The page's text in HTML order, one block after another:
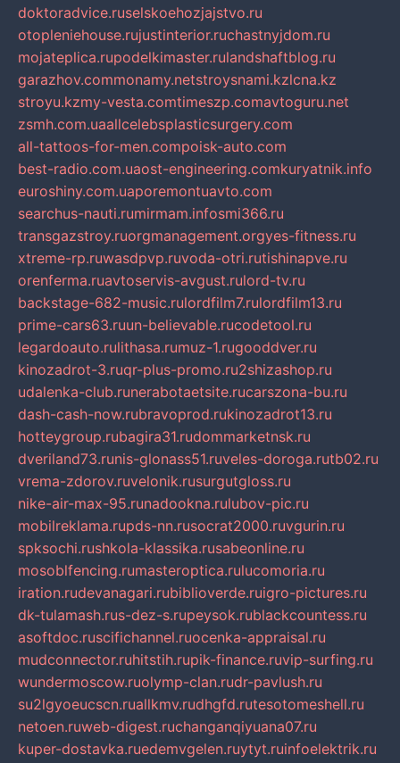
doktoradvice.ruselskoehozjajstvo.ru
otopleniehouse.rujustinterior.ruchastnyjdom.ru
mojateplica.rupodelkimaster.rulandshaftblog.ru
garazhov.commonamy.netstroysnami.kzlcna.kz
stroyu.kzmy-vesta.comtimeszp.comavtoguru.net
zsmh.com.uaallcelebsplasticsurgery.com
all-tattoos-for-men.compoisk-auto.com
best-radio.com.uaost-engineering.comkuryatnik.info
euroshiny.com.uaporemontuavto.com
searchus-nauti.rumirmam.infosmi366.ru
transgazstroy.ruorgmanagement.orgyes-fitness.ru
xtreme-rp.ruwasdpvp.ruvoda-otri.rutishinapve.ru
orenferma.ruavtoservis-avgust.rulord-tv.ru
backstage-682-music.rulordfilm7.rulordfilm13.ru
prime-cars63.ruun-believable.rucodetool.ru
legardoauto.rulithasa.rumuz-1.rugooddver.ru
kinozadrot-3.ruqr-plus-promo.ru2shizashop.ru
udalenka-club.runerabotaetsite.rucarszona-bu.ru
dash-cash-now.rubravoprod.rukinozadrot13.ru
hotteygroup.rubagira31.rudommarketnsk.ru
dveriland73.runis-glonass51.ruveles-doroga.rutb02.ru
vrema-zdorov.ruvelonik.rusurgutgloss.ru
nike-air-max-95.runadookna.rulubov-pic.ru
mobilreklama.rupds-nn.rusocrat2000.ruvgurin.ru
spksochi.rushkola-klassika.rusabeonline.ru
mosoblfencing.rumasteroptica.rulucomoria.ru
iration.rudevanagari.rubiblioverde.ruigro-pictures.ru
dk-tulamash.rus-dez-s.rupeysok.rublackcountess.ru
asoftdoc.ruscifichannel.ruocenka-appraisal.ru
mudconnector.ruhitstih.rupik-finance.ruvip-surfing.ru
wundermoscow.ruolymp-clan.rudr-pavlush.ru
su2lgyoeucscn.ruallkmv.rudhgfd.rutesotomeshell.ru
netoen.ruweb-digest.ruchanganqiyuana07.ru
kuper-dostavka.ruedemvgelen.ruytyt.ruinfoelektrik.ru